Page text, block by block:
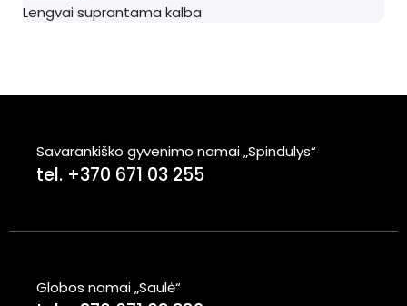
Lengvai suprantama kalba
Savarankiško gyvenimo namai „Spindulys“
tel. +370 671 03 255
Globos namai „Saulė“